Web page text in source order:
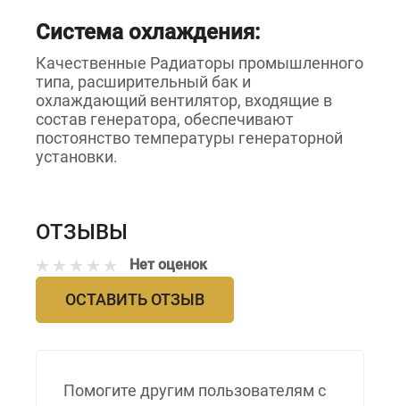
Система охлаждения:
Качественные Радиаторы промышленного
типа, расширительный бак и
охлаждающий вентилятор, входящие в
состав генератора, обеспечивают
постоянство температуры генераторной
установки.
ОТЗЫВЫ
Нет оценок
ОСТАВИТЬ ОТЗЫВ
Помогите другим пользователям с